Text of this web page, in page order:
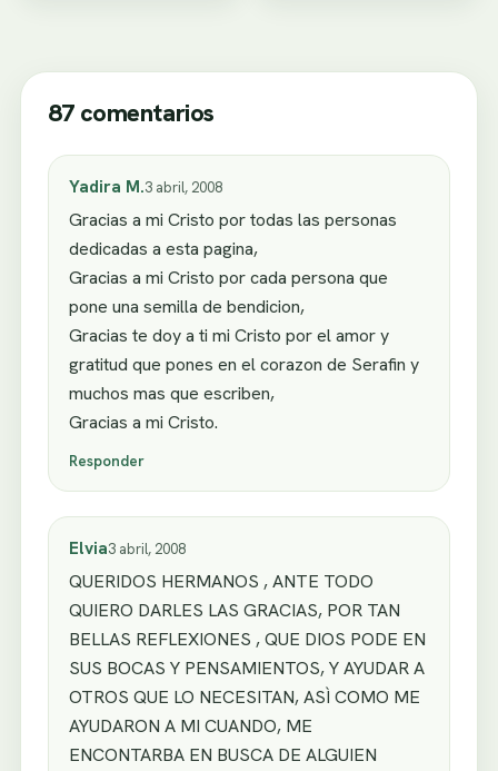
87 comentarios
Yadira M.3 abril, 2008
Gracias a mi Cristo por todas las personas
dedicadas a esta pagina,
Gracias a mi Cristo por cada persona que
pone una semilla de bendicion,
Gracias te doy a ti mi Cristo por el amor y
gratitud que pones en el corazon de Serafin y
muchos mas que escriben,
Gracias a mi Cristo.
Responder
Elvia3 abril, 2008
QUERIDOS HERMANOS , ANTE TODO
QUIERO DARLES LAS GRACIAS, POR TAN
BELLAS REFLEXIONES , QUE DIOS PODE EN
SUS BOCAS Y PENSAMIENTOS, Y AYUDAR A
OTROS QUE LO NECESITAN, ASÌ COMO ME
AYUDARON A MI CUANDO, ME
ENCONTARBA EN BUSCA DE ALGUIEN